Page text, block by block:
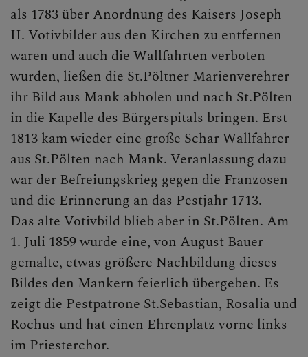
als 1783 über Anordnung des Kaisers Joseph
II. Votivbilder aus den Kirchen zu entfernen
waren und auch die Wallfahrten verboten
wurden, ließen die St.Pöltner Marienverehrer
ihr Bild aus Mank abholen und nach St.Pölten
in die Kapelle des Bürgerspitals bringen. Erst
1813 kam wieder eine große Schar Wallfahrer
aus St.Pölten nach Mank. Veranlassung dazu
war der Befreiungskrieg gegen die Franzosen
und die Erinnerung an das Pestjahr 1713.
Das alte Votivbild blieb aber in St.Pölten. Am
1. Juli 1859 wurde eine, von August Bauer
gemalte, etwas größere Nachbildung dieses
Bildes den Mankern feierlich übergeben. Es
zeigt die Pestpatrone St.Sebastian, Rosalia und
Rochus und hat einen Ehrenplatz vorne links
im Priesterchor.